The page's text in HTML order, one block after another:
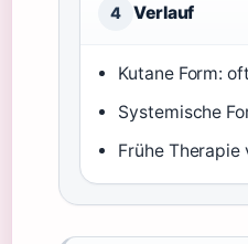
4 Verlauf
Kutane Form:
Systemische
Frühe